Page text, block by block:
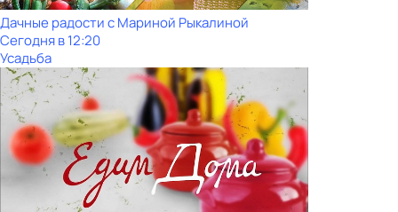
Дачные радости с Мариной Рыкалиной
Сегодня в 12:20
Усадьба